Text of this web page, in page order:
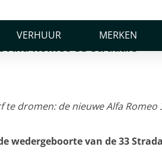
VERHUUR MERKEN
Romeo 33 Stradale
wedergeboorte van de 33